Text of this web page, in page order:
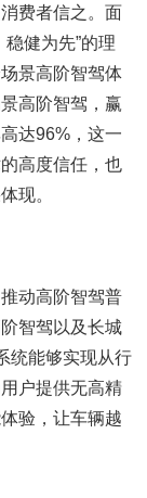
费者信之。面
健为先”的理
景高阶智驾体
高阶智驾，赢
达96%，这一
高度信任，也
现。
动高阶智驾普
智驾以及长城
统能够实现从行
户提供无高精
验，让车辆越